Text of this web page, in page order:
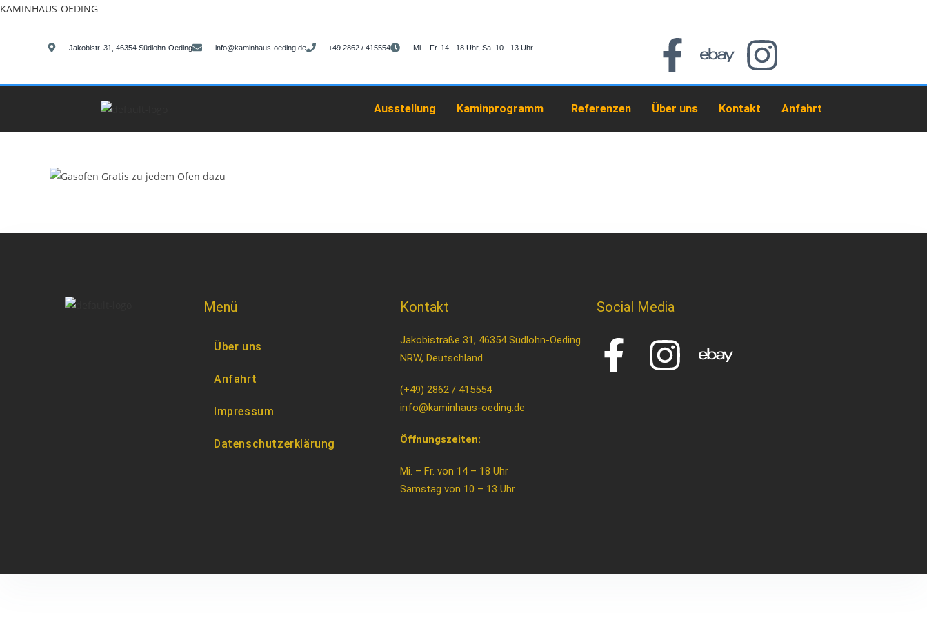
KAMINHAUS-OEDING
Jakobistr. 31, 46354 Südlohn-Oeding info@kaminhaus-oeding.de +49 2862 / 415554 Mi. - Fr. 14 - 18 Uhr, Sa. 10 - 13 Uhr
Ausstellung Kaminprogramm Referenzen Über uns Kontakt Anfahrt
Menü
Über uns
Anfahrt
Impressum
Datenschutzerklärung
Kontakt
Jakobistraße 31, 46354 Südlohn-Oeding
NRW, Deutschland
(+49) 2862 / 415554
info@kaminhaus-oeding.de
Öffnungszeiten:
Mi. – Fr. von 14 – 18 Uhr
Samstag von 10 – 13 Uhr
Social Media